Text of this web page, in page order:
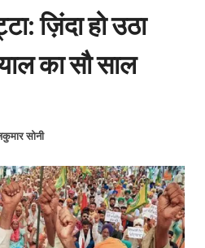
ज़िंदा हो उठा
का सौ साल
सोनी